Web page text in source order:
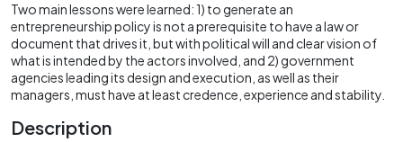
Two main lessons were learned: 1) to generate an
entrepreneurship policy is not a prerequisite to have a law or
document that drives it, but with political will and clear vision of
what is intended by the actors involved, and 2) government
agencies leading its design and execution, as well as their
managers, must have at least credence, experience and stability.
Description